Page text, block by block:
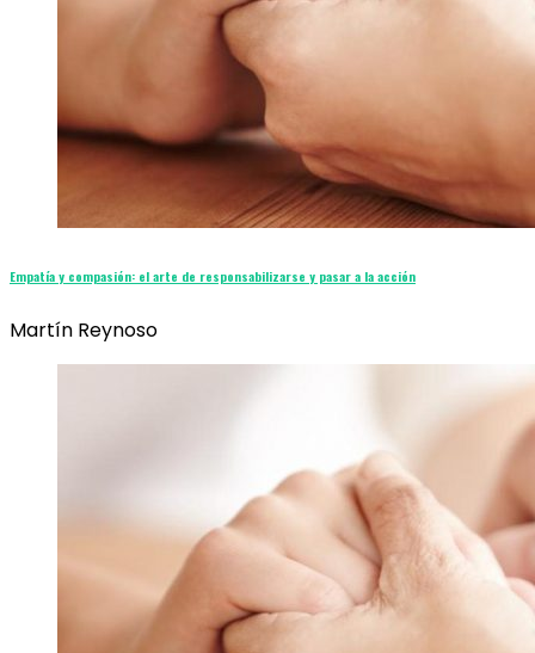
Empatía y compasión: el arte de responsabilizarse y pasar a la acción
Martín Reynoso